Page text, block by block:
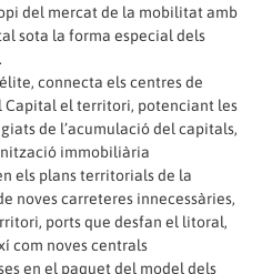
del mercat de la mobilitat amb
sota la forma especial dels
connecta els centres de
Capital el territori, potenciant les
de l’acumulació del capitals,
immobiliària
els plans territorials de la
noves carreteres innecessàries,
ports que desfan el litoral,
com noves centrals
en el paquet del model dels